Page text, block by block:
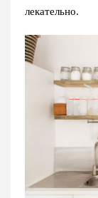
лекательно.